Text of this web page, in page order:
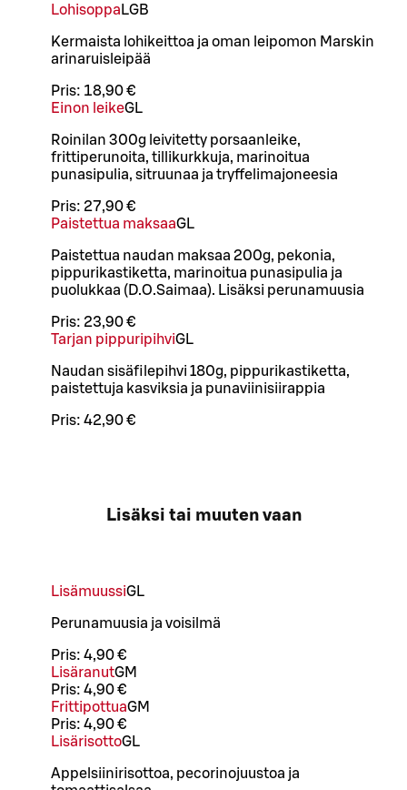
Lohisoppa LGB
Kermaista lohikeittoa ja oman leipomon Marskin
arinaruisleipää
Pris: 18,90 €
Einon leikeGL
Roinilan 300g leivitetty porsaanleike,
frittiperunoita, tillikurkkuja, marinoitua
punasipulia, sitruunaa ja tryffelimajoneesia
Pris: 27,90 €
Paistettua maksaaGL
Paistettua naudan maksaa 200g, pekonia,
pippurikastiketta, marinoitua punasipulia ja
puolukkaa (D.O.Saimaa). Lisäksi perunamuusia
Pris: 23,90 €
Tarjan pippuripihviGL
Naudan sisäfilepihvi 180g, pippurikastiketta,
paistettuja kasviksia ja punaviinisiirappia
Pris: 42,90 €
Lisäksi tai muuten vaan
LisämuussiGL
Perunamuusia ja voisilmä
Pris: 4,90 €
LisäranutGM
Pris: 4,90 €
FrittipottuaGM
Pris: 4,90 €
LisärisottoGL
Appelsiinirisottoa, pecorinojuustoa ja